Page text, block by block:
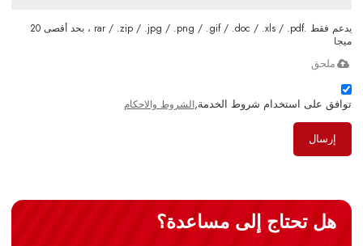
يدعم فقط .rar / .zip / .jpg / .png / .gif / .doc / .xls / .pdf ، بحد أقصى 20
ميجا
ملحق
توافق على استخدام شروط الخدمة,الشروط والاحكام
إرسال
هل تحتاج إلى مساعدة؟